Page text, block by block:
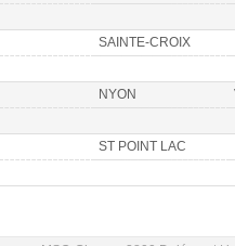
SAINTE-CROIX
NYON
ST POINT LAC